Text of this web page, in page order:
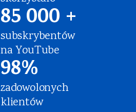
85 000 +
subskrybentów
na YouTube
98%
zadowolonych
klientów